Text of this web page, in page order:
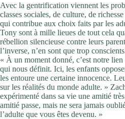
Avec la gentrification viennent les
classes sociales, de culture, de
qui contribue aux choix faits par les
Tony sont à mille lieues de tout cela
rébellion silencieuse contre leurs
l’inverse, n’en sont que trop
« À un moment donné, c’est notre lien
qui nous définit. Ici, les enfants
les entoure une certaine innocence.
sur les réalités du monde adulte. »
expérimenté dans sa vie une amitié
amitié passe, mais ne sera jamais
l’adulte que vous êtes devenu. »